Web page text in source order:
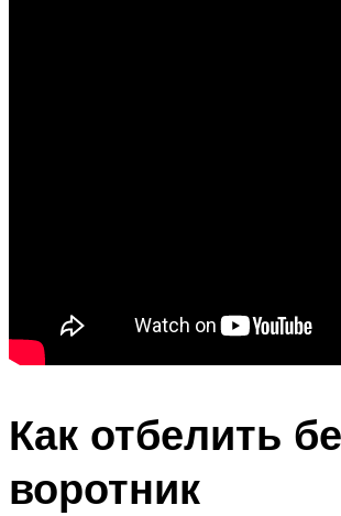
Как отбелить
воротник